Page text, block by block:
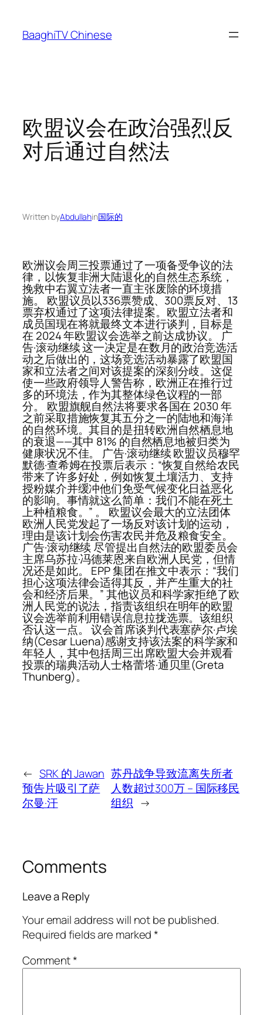
content
BaaghiTV Chinese
欧盟议会在政治强烈反
对后通过自然法
Written byAbdullahin国际的
欧洲议会周三投票通过了一项备受争议的法
律，以恢复非洲大陆退化的自然生态系统，
挽救中右翼立法者一直主张废除的环境措
施。 欧盟议员以336票赞成、300票反对、13
票弃权通过了这项法律提案。欧盟立法者和
成员国现在将就最终文本进行谈判，目标是
在 2024 年欧盟议会选举之前达成协议。 广
告·滚动继续 这一决定是在数月的政治竞选活
动之后做出的，这场竞选活动暴露了欧盟国
家和立法者之间对该提案的深刻分歧。这促
使一些政府领导人警告称，欧洲正在推行过
多的环境法，作为其整体绿色议程的一部
分。 欧盟旗舰自然法将要求各国在 2030 年
之前采取措施恢复其五分之一的陆地和海洋
的自然环境。其目的是扭转欧洲自然栖息地
的衰退——其中 81% 的自然栖息地被归类为
健康状况不佳。 广告·滚动继续 欧盟议员穆罕
默德·查希姆在投票后表示：“恢复自然给农民
带来了许多好处，例如恢复土壤活力、支持
授粉媒介并缓冲他们免受气候变化日益恶化
的影响。事情就这么简单：我们不能在死土
上种植粮食。” 。 欧盟议会最大的立法团体
欧洲人民党发起了一场反对该计划的运动，
理由是该计划会伤害农民并危及粮食安全。
广告·滚动继续 尽管提出自然法的欧盟委员会
主席乌苏拉·冯德莱恩来自欧洲人民党，但情
况还是如此。 EPP 集团在推文中表示：“我们
担心这项法律会适得其反，并产生重大的社
会和经济后果。” 其他议员和科学家拒绝了欧
洲人民党的说法，指责该组织在明年的欧盟
议会选举前利用错误信息拉拢选票。该组织
否认这一点。 议会首席谈判代表塞萨尔·卢埃
纳(Cesar Luena)感谢支持该法案的科学家和
年轻人，其中包括周三出席欧盟大会并观看
投票的瑞典活动人士格蕾塔·通贝里(Greta
Thunberg)。
← SRK 的 Jawan
预告片吸引了萨
尔曼·汗
苏丹战争导致流离失所者
人数超过300万 – 国际移民
组织 →
Comments
Leave a Reply
Your email address will not be published.
Required fields are marked*
Comment*